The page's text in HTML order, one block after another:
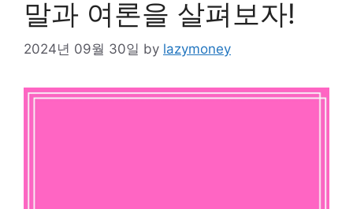
말과 여론을 살펴보자!
2024년 09월 30일 by lazymoney